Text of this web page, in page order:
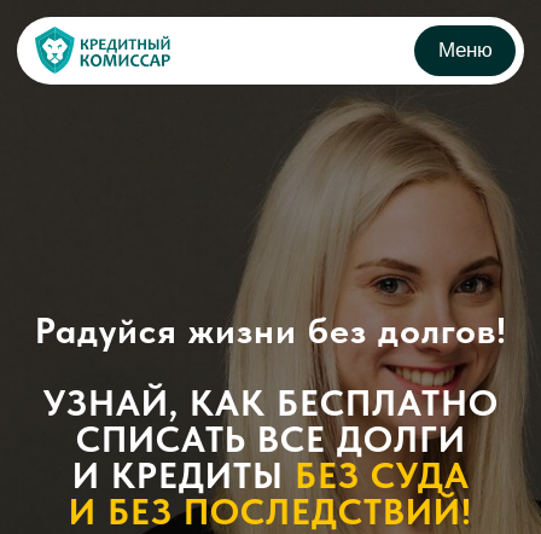
Радуйся жизни без долгов!
УЗНАЙ, КАК БЕСПЛАТНО
СПИСАТЬ ВСЕ ДОЛГИ
И КРЕДИТЫ БЕЗ СУДА
И БЕЗ ПОСЛЕДСТВИЙ!